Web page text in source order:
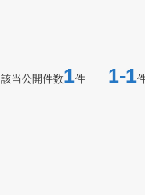
該当公開件数1件 1-1